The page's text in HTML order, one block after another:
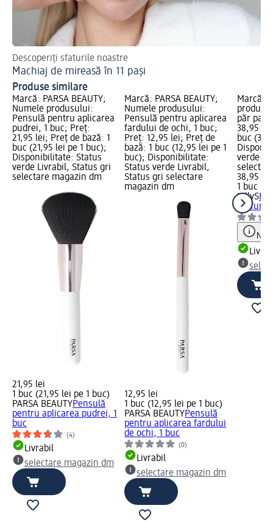
Descoperiți sfaturile noastre
Machiaj de mireasă în 11 pași
Produse similare
Marcă: PARSA BEAUTY;
Numele produsului:
Pensulă pentru aplicarea
pudrei, 1 buc; Preț:
21,95 lei; Preț de bază: 1
buc (21,95 lei pe 1 buc);
Disponibilitate: Status
verde Livrabil, Status gri
selectare magazin dm
21,95 lei
1 buc (21,95 lei pe 1 buc)
PARSA BEAUTYPensulă
pentru aplicarea pudrei, 1
buc
(4)
Livrabil
selectare magazin dm
Marcă: PARSA BEAUTY;
Numele produsului:
Pensulă pentru aplicarea
fardului de ochi, 1 buc;
Preț: 12,95 lei; Preț de
bază: 1 buc (12,95 lei pe 1
buc); Disponibilitate:
Status verde Livrabil,
Status gri selectare
magazin dm
12,95 lei
1 buc (12,95 lei pe 1 buc)
PARSA BEAUTYPensulă
pentru aplicarea fardului
de ochi, 1 buc
(0)
Livrabil
selectare magazin dm
Marcă:
păr
38,95
buc
verde
38,95 lei
1 buc
KillyS
Notă